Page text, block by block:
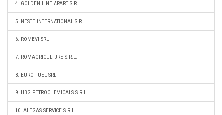
4. GOLDEN LINE APART S.R.L.
5. NESTE INTERNATIONAL S.R.L.
6. ROMEVI SRL
7. ROMAGRICULTURE S.R.L.
8. EURO FUEL SRL
9. HBG PETROCHEMICALS S.R.L.
10. ALEGAS SERVICE S.R.L.